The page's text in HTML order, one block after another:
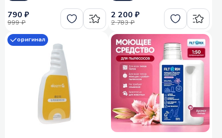
790 ₽
999 ₽
2 200 ₽
2 783 ₽
оригинал